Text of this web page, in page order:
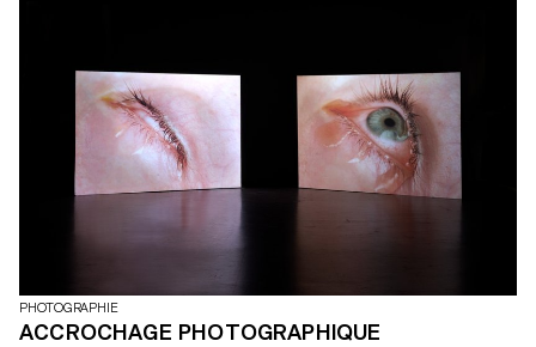
PHOTOGRAPHIE
ACCROCHAGE PHOTOGRAPHIQUE